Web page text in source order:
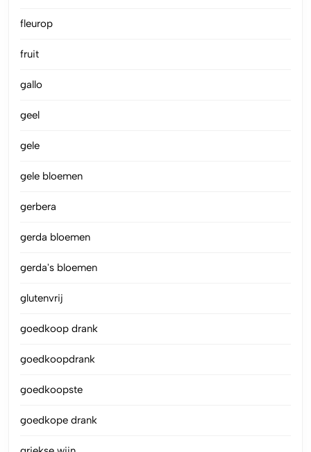
fleurop
fruit
gallo
geel
gele
gele bloemen
gerbera
gerda bloemen
gerda's bloemen
glutenvrij
goedkoop drank
goedkoopdrank
goedkoopste
goedkope drank